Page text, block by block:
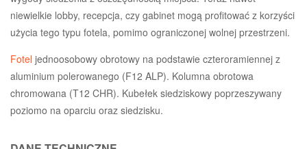
niewielkie lobby, recepcja, czy gabinet mogą profitować z korzyści
użycia tego typu fotela, pomimo ograniczonej wolnej przestrzeni.
Fotel jednoosobowy obrotowy na podstawie czteroramiennej z
aluminium polerowanego (F12 ALP). Kolumna obrotowa
chromowana (T12 CHR). Kubełek siedziskowy poprzeszywany
poziomo na oparciu oraz siedzisku.